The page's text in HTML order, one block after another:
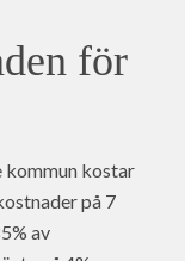
för
kostar
på 7
av